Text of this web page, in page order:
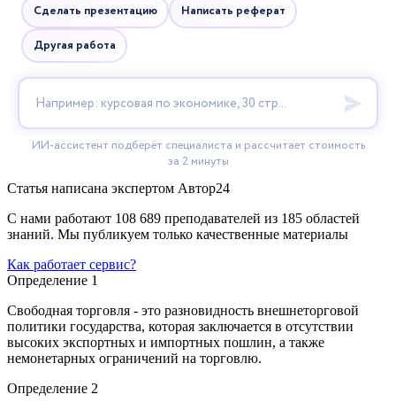
Статья написана экспертом Автор24
С нами работают 108 689 преподавателей из 185 областей
знаний. Мы публикуем только качественные материалы
Как работает сервис?
Определение 1
Свободная торговля - это разновидность внешнеторговой
политики государства, которая заключается в отсутствии
высоких экспортных и импортных пошлин, а также
немонетарных ограничений на торговлю.
Определение 2